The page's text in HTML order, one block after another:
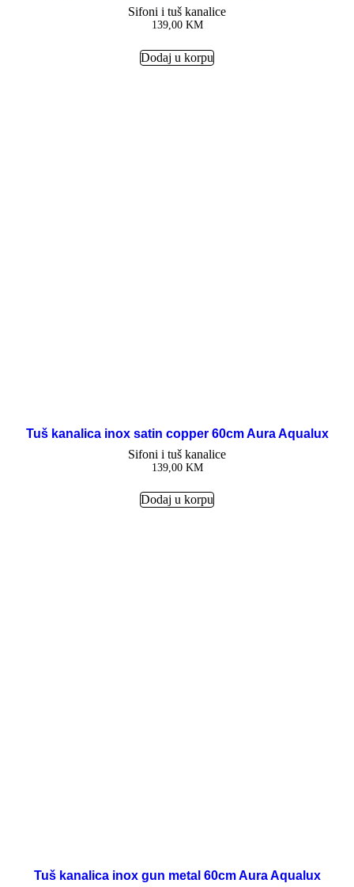
Sifoni i tuš kanalice
139,00 KM
Dodaj u korpu
Tuš kanalica inox satin copper 60cm Aura Aqualux
Sifoni i tuš kanalice
139,00 KM
Dodaj u korpu
Tuš kanalica inox gun metal 60cm Aura Aqualux